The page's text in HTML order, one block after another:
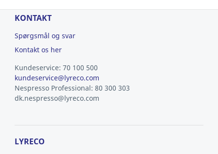
KONTAKT
Spørgsmål og svar
Kontakt os her
Kundeservice: 70 100 500
kundeservice@lyreco.com
Nespresso Professional: 80 300 303
dk.nespresso@lyreco.com
LYRECO